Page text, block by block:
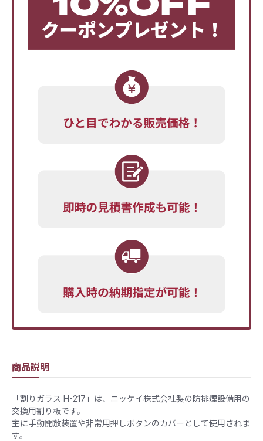
商品説明
「割りガラス H-217」は、ニッケイ株式会社製の防排煙設備用の
交換用割り板です。
主に手動開放装置や非常用押しボタンのカバーとして使用されま
す。